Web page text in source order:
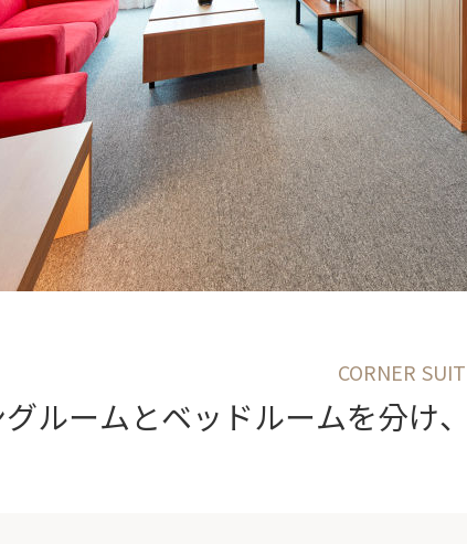
CORNER
ルームとベッドルームを分け